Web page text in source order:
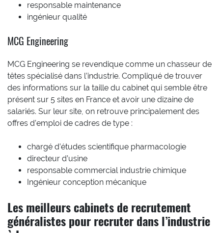
responsable maintenance
ingénieur qualité
MCG Engineering
MCG Engineering se revendique comme un chasseur de
têtes spécialisé dans l’industrie. Compliqué de trouver
des informations sur la taille du cabinet qui semble être
présent sur 5 sites en France et avoir une dizaine de
salariés. Sur leur site, on retrouve principalement des
offres d’emploi de cadres de type :
chargé d’études scientifique pharmacologie
directeur d’usine
responsable commercial industrie chimique
Ingénieur conception mécanique
Les meilleurs cabinets de recrutement
généralistes pour recruter dans l’industrie